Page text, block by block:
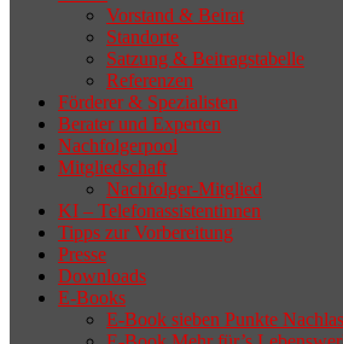
Vorstand & Beirat
Standorte
Satzung & Beitragstabelle
Referenzen
Förderer & Spezialisten
Berater und Experten
Nachfolgerpool
Mitgliedschaft
Nachfolger-Mitglied
KI – Telefonassistentinnen
Tipps zur Vorbereitung
Presse
Downloads
E-Books
E-Book sieben Punkte